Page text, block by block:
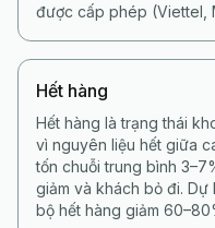
được cấp phép (Viettel,
Hết hàng
Hết hàng là trạng thái
vì nguyên liệu hết giữa
tốn chuỗi trung bình
giảm và khách bỏ đi.
bộ hết hàng giảm